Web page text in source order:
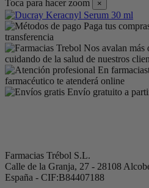
Toca para hacer zoom ×
Paga tus
transferencia
Nos avalan más
cuidando de la salud de nuestros
En
farmacéutico te atenderá online
Envío gratuito a
Farmacias Trébol S.L.
Calle de la Granja, 27 - 28108
España - CIF:B84407188